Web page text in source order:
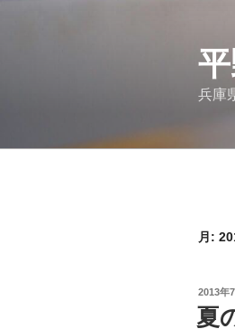
兵庫
月:
投
稿
日:
2013年
夏